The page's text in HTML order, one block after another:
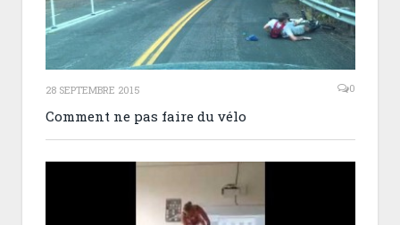
28 SEPTEMBRE 2015 0
Comment ne pas faire du vélo